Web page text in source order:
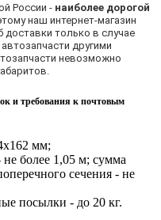
России - наиболее дорогой
наш интернет-магазин
только в случае
другими
невозможно
и требования к почтовым
мм;
более 1,05 м; сумма
сечения - не
посылки - до 20 кг.